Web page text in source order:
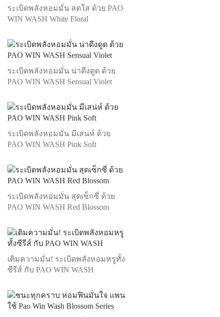
ระเบิดพลังหอมมั่น สดใส ด้วย PAO
WIN WASH White Floral
ระเบิดพลังหอมมั่น น่าดึงดูด ด้วย
PAO WIN WASH Sensual Violet
ระเบิดพลังหอมมั่น มีเสน่ห์ ด้วย
PAO WIN WASH Pink Soft
ระเบิดพลังหอมมั่น สุดเซ็กซี่ ด้วย
PAO WIN WASH Red Blossom
เติมความมั่น! ระเบิดพลังหอมหรูทั้ง
ซีรีส์ กับ PAO WIN WASH